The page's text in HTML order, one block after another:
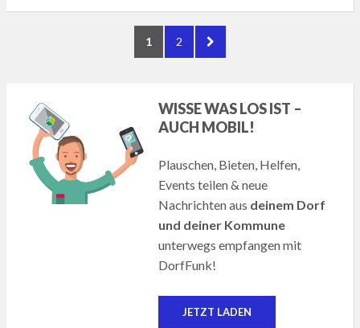
Seitennummerierung
PAGE
1 PAGE
2
NEXT
PAGE
WISSE WAS LOS IST –
AUCH MOBIL!
Plauschen, Bieten, Helfen,
Events teilen & neue
Nachrichten aus deinem Dorf
und deiner Kommune
unterwegs empfangen mit
DorfFunk!
JETZT LADEN